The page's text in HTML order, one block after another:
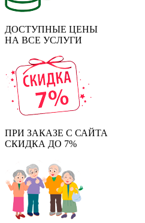
ДОСТУПНЫЕ ЦЕНЫ
НА ВСЕ УСЛУГИ
ПРИ ЗАКАЗЕ С САЙТА
СКИДКА ДО 7%